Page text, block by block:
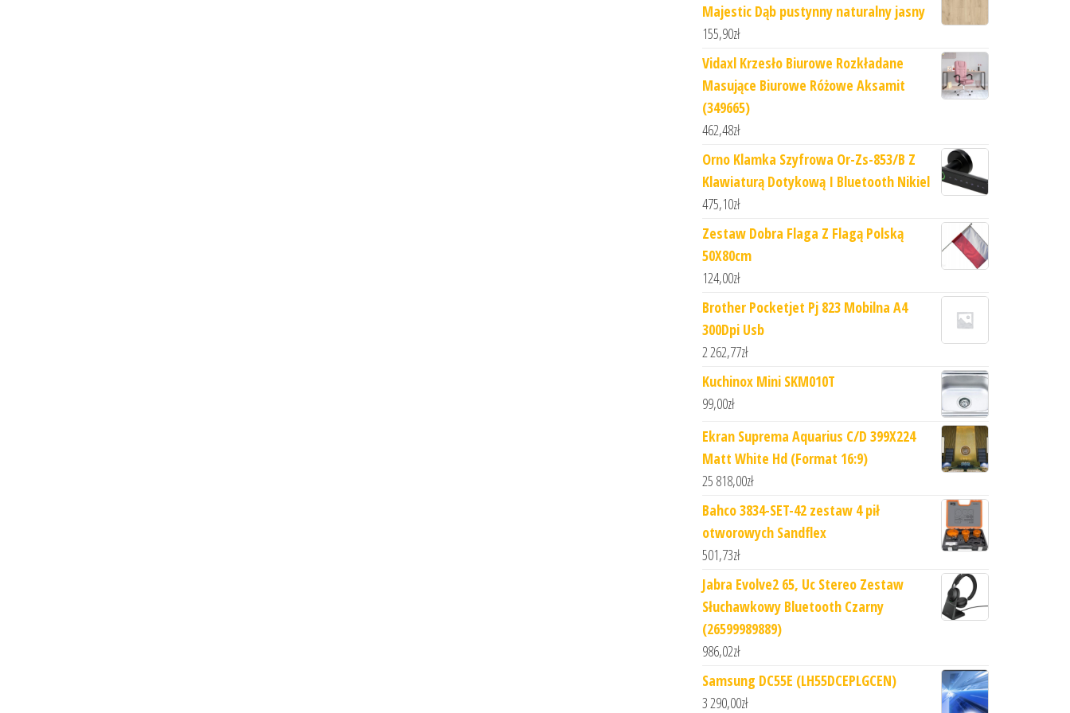
Majestic Dąb pustynny naturalny jasny
155,90zł
Vidaxl Krzesło Biurowe Rozkładane
Masujące Biurowe Różowe Aksamit
(349665)
462,48zł
Orno Klamka Szyfrowa Or-Zs-853/B Z
Klawiaturą Dotykową I Bluetooth Nikiel
475,10zł
Zestaw Dobra Flaga Z Flagą Polską
50X80cm
124,00zł
Brother Pocketjet Pj 823 Mobilna A4
300Dpi Usb
2 262,77zł
Kuchinox Mini SKM010T
99,00zł
Ekran Suprema Aquarius C/D 399X224
Matt White Hd (Format 16:9)
25 818,00zł
Bahco 3834-SET-42 zestaw 4 pił
otworowych Sandflex
501,73zł
Jabra Evolve2 65, Uc Stereo Zestaw
Słuchawkowy Bluetooth Czarny
(26599989889)
986,02zł
Samsung DC55E (LH55DCEPLGCEN)
3 290,00zł